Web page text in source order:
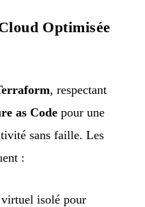
Optimisée
, respectant
as Code pour une
sans faille. Les
:
virtuel isolé pour